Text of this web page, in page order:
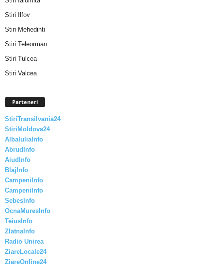
Stiri Ilfov
Stiri Mehedinti
Stiri Teleorman
Stiri Tulcea
Stiri Valcea
Parteneri
StiriTransilvania24
StiriMoldova24
AlbaIuliaInfo
AbrudInfo
AiudInfo
BlajInfo
CampeniInfo
CampeniInfo
SebesInfo
OcnaMuresInfo
TeiusInfo
ZlatnaInfo
Radio Unirea
ZiareLocale24
ZiareOnline24